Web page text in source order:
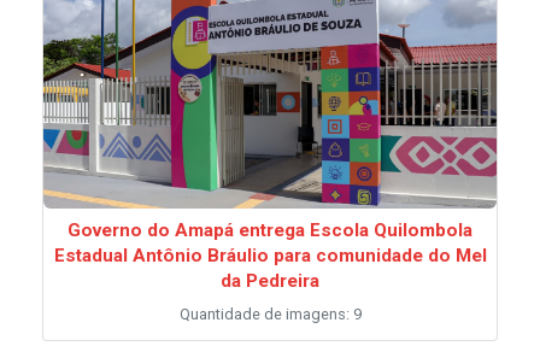
Governo do Amapá entrega Escola Quilombola
Estadual Antônio Bráulio para comunidade do Mel
da Pedreira
Quantidade de imagens: 9